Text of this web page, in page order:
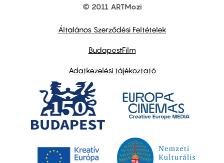
© 2011 ARTMozi
Általános Szerződési Feltételek
BudapestFilm
Adatkezelési tájékoztató